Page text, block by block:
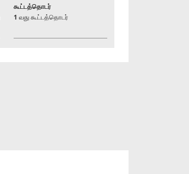
கூட்டத்தொடர்
1 வது கூட்டத்தொடர்